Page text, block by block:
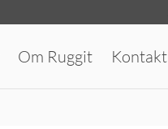
Om Ruggit Kontakt